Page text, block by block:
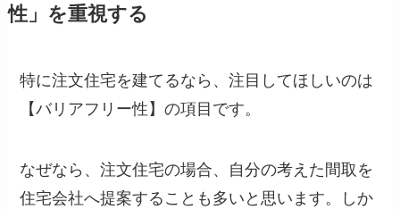
性」を重視する
特に注文住宅を建てるなら、注目してほしいのは
【バリアフリー性】の項目です。
なぜなら、注文住宅の場合、自分の考えた間取を
住宅会社へ提案することも多いと思います。しか